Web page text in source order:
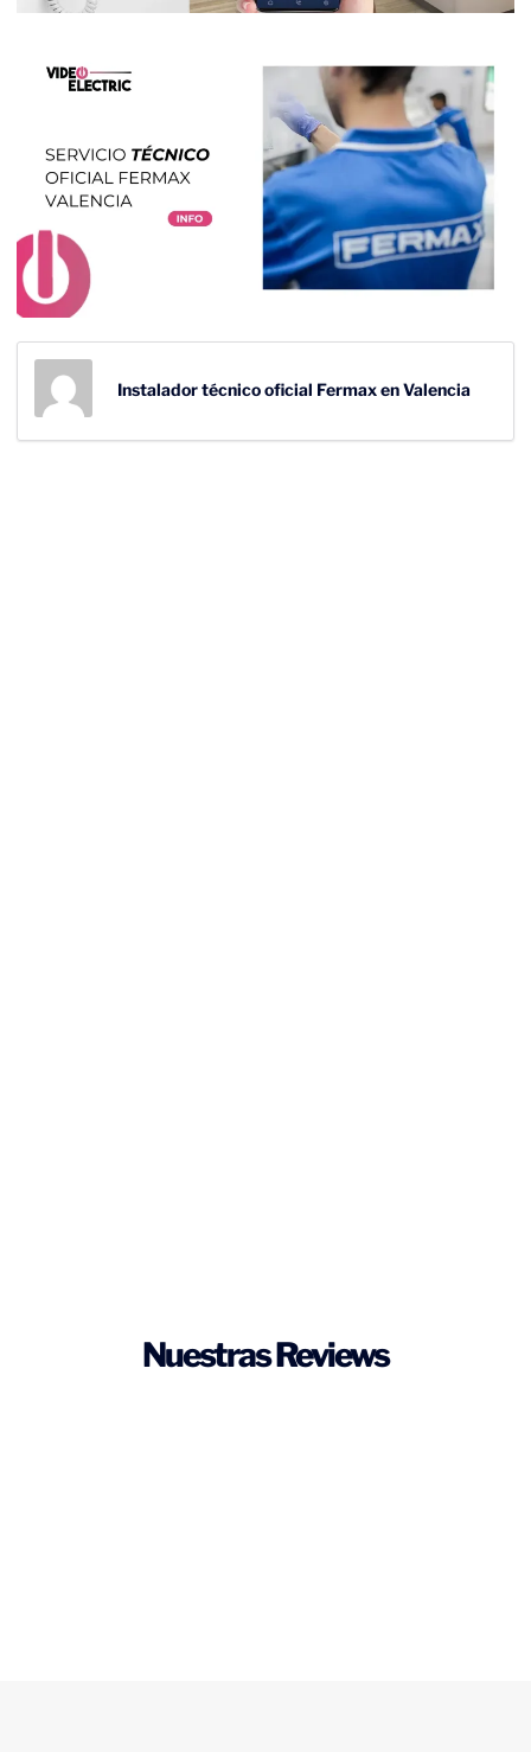
Instalador técnico oficial Fermax en Valencia
Nuestras Reviews